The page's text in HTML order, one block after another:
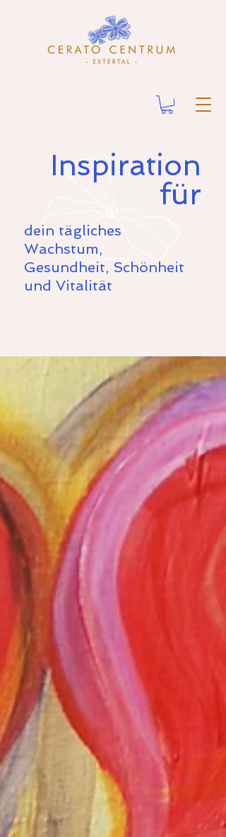
Inspiration
für
dein tägliches
Wachstum,
Gesundheit, Schönheit
und Vitalität